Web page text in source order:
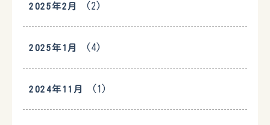
2025年2月 (2)
2025年1月 (4)
2024年11月 (1)